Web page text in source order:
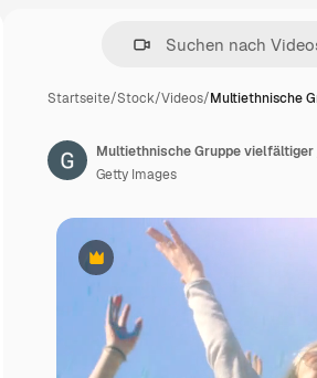
Startseite/Stock/Videos/Multiethnische
Premium
Getty Images